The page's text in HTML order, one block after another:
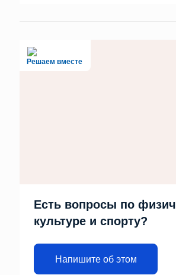
Решаем вместе
Есть вопросы по
культуре и спорту?
Напишите об этом